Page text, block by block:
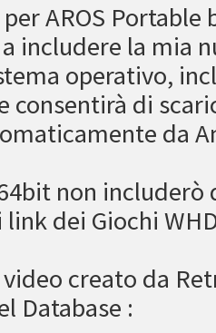
AROS Portable
includere la mia
operativo,
consentirà di
da
64bit non
dei Giochi
creato da
Database :